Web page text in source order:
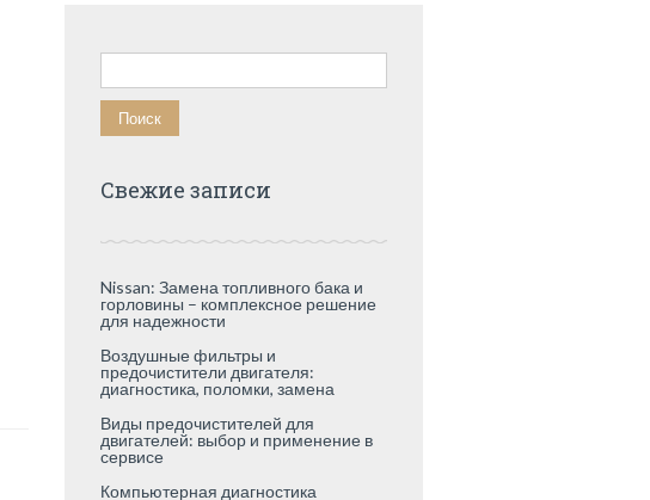
Найти:
Свежие записи
Nissan: Замена топливного бака и
горловины – комплексное решение
для надежности
Воздушные фильтры и
предочистители двигателя:
диагностика, поломки, замена
Виды предочистителей для
двигателей: выбор и применение в
сервисе
Компьютерная диагностика